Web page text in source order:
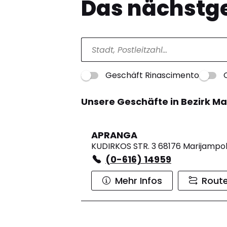
Das
Geschäft Rinascimento
Unsere Geschäfte in Bezirk
APRANGA
KUDIRKOS STR. 3 68176
(0-616) 14959
Mehr Infos